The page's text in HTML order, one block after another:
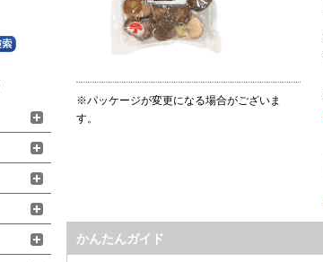
※パッケージが変更になる場合がございま
す。
かんたんガイド